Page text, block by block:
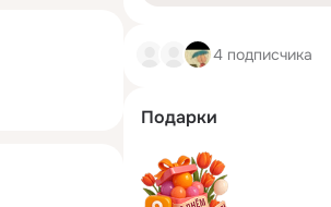
4 подписчика
Подарки